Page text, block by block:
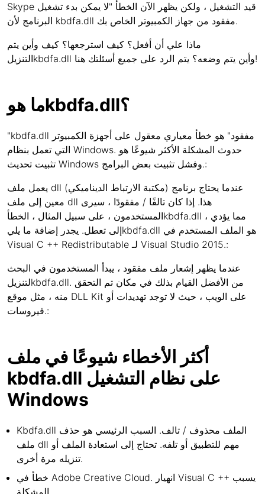
Skype قيد التشغيل ، ولكن يظهر الآن الخطأ "لا يمكن بدء تشغيل
البرنامج لأن kbdfa.dll مفقود من جهاز الكمبيوتر الخاص بك.
ماذا علي أن أفعل؟ كيف استرجعها؟ كيف وأين يتم
التنزيلkbdfa.dll وأين يتم وضعه؟ يتم الرد على جميع أسئلتك هنا!
ما هوkbdfa.dll؟
"kbdfa.dll مفقود" هو خطأ معياري معقول على أجهزة الكمبيوتر
التي تعمل بنظام Windows. حدوث المشكلة الأكثر شيوعًا هو
تثبيت تحديث Windows وفشل تثبيت بعض البرامج.:
يعمل ملف dll (مكتبة الارتباط الديناميكي) عندما يحتاج برنامج
معين إلى ملف dll هذا. إذا كان تالفًا / مفقودًا ، سيرى
المستخدمون ، على سبيل المثال ، الخطأkbdfa.dll ، مما يؤدي
إلى تعطل. يجدر إضافة ما يليkbdfa.dll هو الملف المستخدم في
Visual C ++ Redistributable لـ Visual Studio 2015.:
عندما يظهر إشعار ملف مفقود ، يبدأ المستخدمون في البحث
لتنزيلkbdfa.dll. من الأفضل القيام بذلك في مكان تم التحقق
منه ، مثل موقع DLL Kit على الويب ، حيث لا توجد تهديدات أو
فيروسات.:
أكثر الأخطاء شيوعًا في ملف
kbdfa.dll على نظام التشغيل
Windows
Kbdfa.dll الملف محذوف / تالف. السبب الرئيسي هو حذف
ملف dll مهم للتطبيق أو تلفه. تحتاج إلى استعادة الملف أو
تنزيله مرة أخرى.
خطأ في Adobe Creative Cloud. انهيار Visual C ++ يسبب
المشكلة.